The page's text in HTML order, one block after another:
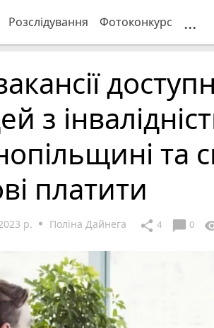
Розслідування Фотоконкурс ...
з
та
платити
р. Поліна Дайнега share 4 chat_bubble 0